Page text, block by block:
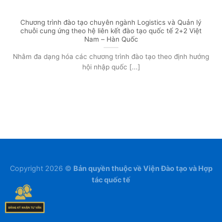
Chương trình đào tạo chuyên ngành Logistics và Quản lý
chuỗi cung ứng theo hệ liên kết đào tạo quốc tế 2+2 Việt
Nam – Hàn Quốc
Nhằm đa dạng hóa các chương trình đào tạo theo định hướng
hội nhập quốc [...]
Copyright 2026 © Bản quyền thuộc về Viện Đào tạo và Hợp
tác quốc tế